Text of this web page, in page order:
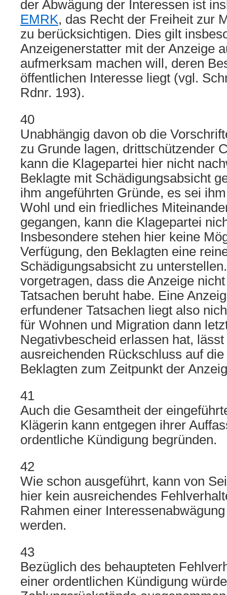
der Abwägung der Interessen ist
EMRK, das Recht der Freiheit zur
zu berücksichtigen. Dies gilt
Anzeigenerstatter mit der Anzeige
aufmerksam machen will, deren
öffentlichen Interesse liegt (vgl.
Rdnr. 193).
40
Unabhängig davon ob die
zu Grunde lagen, drittschützender
kann die Klagepartei hier nicht
Beklagte mit Schädigungsabsicht
ihm angeführten Gründe, es sei
Wohl und ein friedliches
gegangen, kann die Klagepartei
Insbesondere stehen hier keine
Verfügung, den Beklagten eine
Schädigungsabsicht zu
vorgetragen, dass die Anzeige
Tatsachen beruht habe. Eine
erfundener Tatsachen liegt also
für Wohnen und Migration dann
Negativbescheid erlassen hat,
ausreichenden Rückschluss auf
Beklagten zum Zeitpunkt der
41
Auch die Gesamtheit der
Klägerin kann entgegen ihrer
ordentliche Kündigung begründen.
42
Wie schon ausgeführt, kann von
hier kein ausreichendes
Rahmen einer
werden.
43
Bezüglich des behaupteten
einer ordentlichen Kündigung